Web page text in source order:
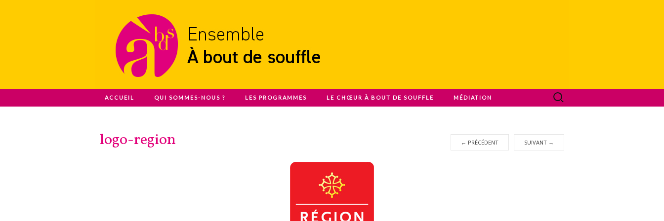
ACCUEIL QUI SOMMES-NOUS ? LES PROGRAMMES LE CHŒUR À BOUT DE SOUFFLE MÉDIATION
logo-region ← PRÉCÉDENT SUIVANT →